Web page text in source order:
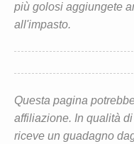
più golosi aggiungete
all'impasto.
Questa pagina
affiliazione. In qualità
riceve un guadagno